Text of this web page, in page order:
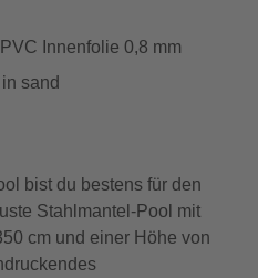
Innenfolie 0,8 mm
sand
bist du bestens für den
Stahlmantel-Pool mit
cm und einer Höhe von